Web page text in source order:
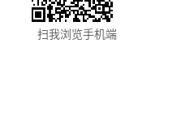
扫我浏览手机端